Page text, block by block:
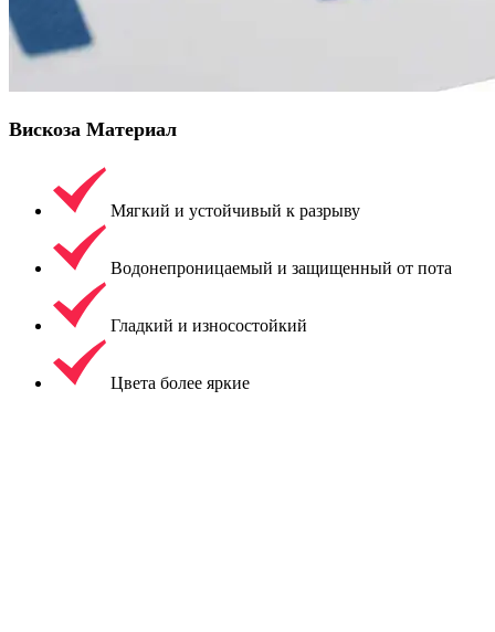
Вискоза Материал
Мягкий и устойчивый к разрыву
Водонепроницаемый и защищенный от пота
Гладкий и износостойкий
Цвета более яркие